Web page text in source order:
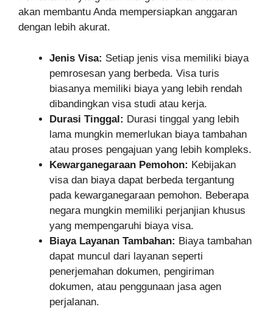
akan membantu Anda mempersiapkan anggaran
dengan lebih akurat.
Jenis Visa: Setiap jenis visa memiliki biaya
pemrosesan yang berbeda. Visa turis
biasanya memiliki biaya yang lebih rendah
dibandingkan visa studi atau kerja.
Durasi Tinggal: Durasi tinggal yang lebih
lama mungkin memerlukan biaya tambahan
atau proses pengajuan yang lebih kompleks.
Kewarganegaraan Pemohon: Kebijakan
visa dan biaya dapat berbeda tergantung
pada kewarganegaraan pemohon. Beberapa
negara mungkin memiliki perjanjian khusus
yang mempengaruhi biaya visa.
Biaya Layanan Tambahan: Biaya tambahan
dapat muncul dari layanan seperti
penerjemahan dokumen, pengiriman
dokumen, atau penggunaan jasa agen
perjalanan.